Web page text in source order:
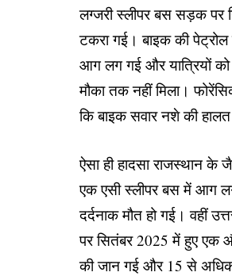
लग्जरी स्लीपर बस सड़क पर
टकरा गई। बाइक की
आग लग गई और यात्रियों
मौका तक नहीं मिला।
कि बाइक सवार नशे की
ऐसा ही हादसा राजस्थान
एक एसी स्लीपर बस में आग
दर्दनाक मौत हो गई। वहीं
पर सितंबर 2025 में हुए एक
की जान गई और 15 से अधिक